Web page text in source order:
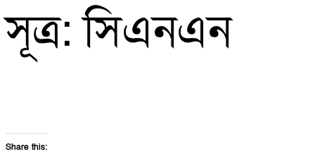
সূত্র: সিএনএন
Share this: